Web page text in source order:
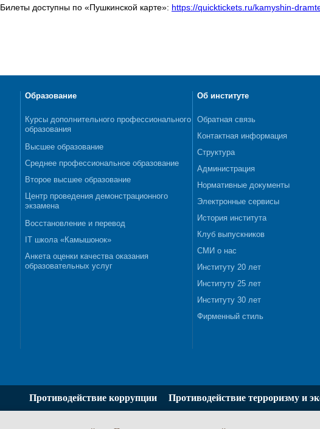
Билеты доступны по «Пушкинской карте»: https://quicktickets.ru/kamyshin-
Образование
Курсы дополнительного профессионального
образования
Высшее образование
Среднее профессиональное образование
Второе высшее образование
Центр проведения демонстрационного
экзамена
Восстановление и перевод
IT школа «Камышонок»
Анкета оценки качества оказания
образовательных услуг
Об институте
Обратная связь
Контактная информация
Структура
Администрация
Нормативные документы
Электронные сервисы
История института
Клуб выпускников
СМИ о нас
Институту 20 лет
Институту 25 лет
Институту 30 лет
Фирменный стиль
Противодействие коррупции Противодействие терроризму и